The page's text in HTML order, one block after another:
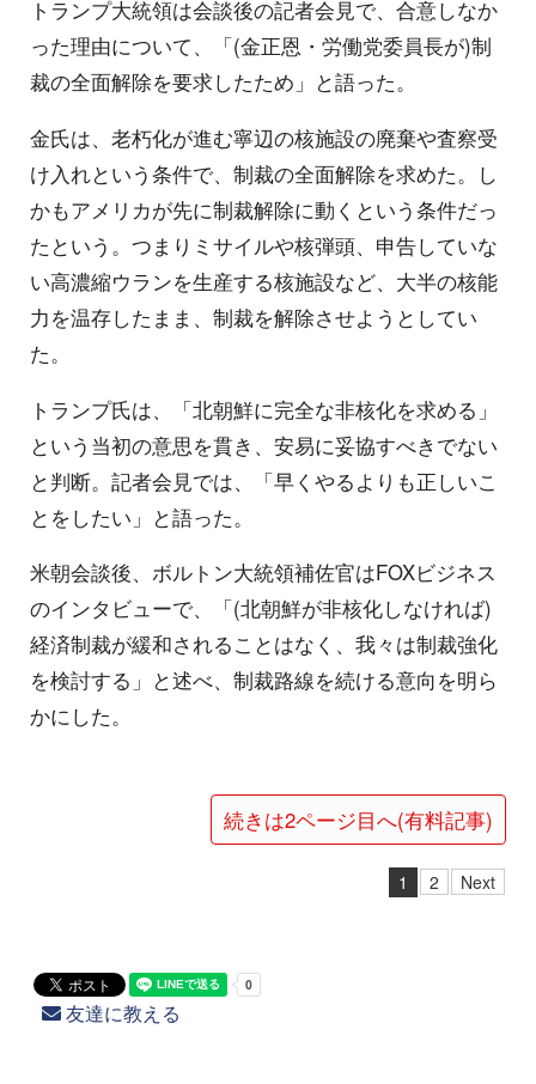
トランプ大統領は会談後の記者会見で、合意しなか
った理由について、「(金正恩・労働党委員長が)制
裁の全面解除を要求したため」と語った。
金氏は、老朽化が進む寧辺の核施設の廃棄や査察受
け入れという条件で、制裁の全面解除を求めた。し
かもアメリカが先に制裁解除に動くという条件だっ
たという。つまりミサイルや核弾頭、申告していな
い高濃縮ウランを生産する核施設など、大半の核能
力を温存したまま、制裁を解除させようとしてい
た。
トランプ氏は、「北朝鮮に完全な非核化を求める」
という当初の意思を貫き、安易に妥協すべきでない
と判断。記者会見では、「早くやるよりも正しいこ
とをしたい」と語った。
米朝会談後、ボルトン大統領補佐官はFOXビジネス
のインタビューで、「(北朝鮮が非核化しなければ)
経済制裁が緩和されることはなく、我々は制裁強化
を検討する」と述べ、制裁路線を続ける意向を明ら
かにした。
続きは2ページ目へ(有料記事)
1 2 Next
友達に教える